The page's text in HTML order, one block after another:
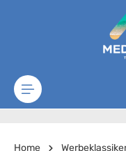
Zum Hauptinhalt
Home